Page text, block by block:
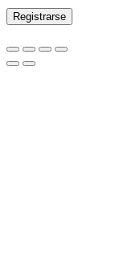
Registrarse